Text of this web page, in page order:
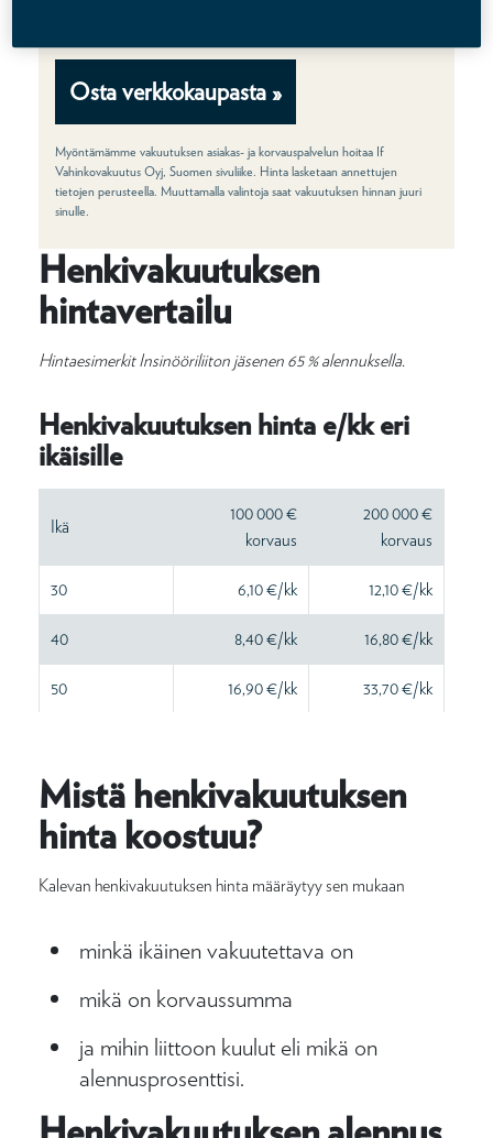
Osta verkkokaupasta »
Myöntämämme vakuutuksen asiakas- ja korvauspalvelun hoitaa If
Vahinkovakuutus Oyj, Suomen sivuliike. Hinta lasketaan annettujen
tietojen perusteella. Muuttamalla valintoja saat vakuutuksen hinnan juuri
sinulle.
Henkivakuutuksen
hintavertailu
Hintaesimerkit Insinööriliiton jäsenen 65 % alennuksella.
Henkivakuutuksen hinta e/kk eri
ikäisille
Ikä
100 000 €
korvaus
200 000 €
korvaus
30 6,10 €/kk 12,10 €/kk
40 8,40 €/kk 16,80 €/kk
50 16,90 €/kk 33,70 €/kk
Mistä henkivakuutuksen
hinta koostuu?
Kalevan henkivakuutuksen hinta määräytyy sen mukaan
minkä ikäinen vakuutettava on
mikä on korvaussumma
ja mihin liittoon kuulut eli mikä on
alennusprosenttisi.